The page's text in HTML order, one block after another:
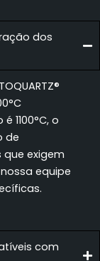
dos
1100°C, o
de
que exigem
equipe
com